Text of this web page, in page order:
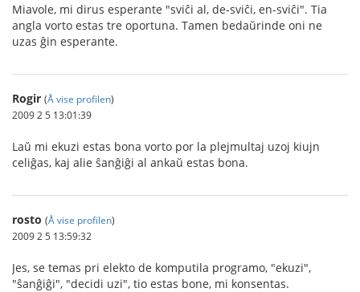
Miavole, mi dirus esperante "sviĉi al, de-sviĉi, en-sviĉi". Tia
angla vorto estas tre oportuna. Tamen bedaŭrinde oni ne
uzas ĝin esperante.
Rogir (Å vise profilen)
2009 2 5 13:01:39
Laŭ mi ekuzi estas bona vorto por la plejmultaj uzoj kiujn
celiĝas, kaj alie ŝanĝiĝi al ankaŭ estas bona.
rosto (Å vise profilen)
2009 2 5 13:59:32
Jes, se temas pri elekto de komputila programo, "ekuzi",
"ŝanĝiĝi", "decidi uzi", tio estas bone, mi konsentas.